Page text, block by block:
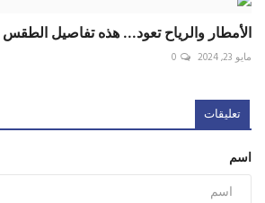
الأمطار والرياح تعود... هذه تفاصيل الطقس
مايو 23, 2024 0
تعليقات
اسم